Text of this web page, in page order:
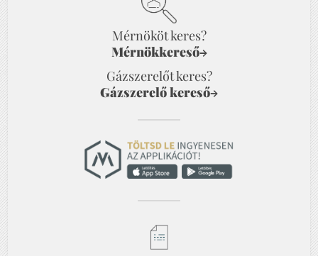
Mérnököt keres?
Mérnökkereső→
Gázszerelőt keres?
Gázszerelő kereső→